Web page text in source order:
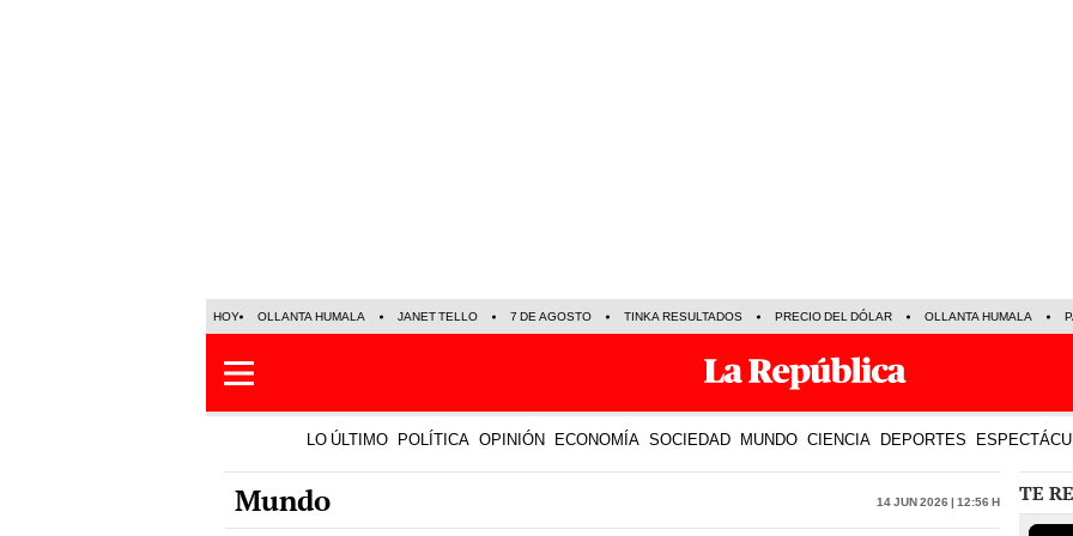
HOY OLLANTA HUMALA JANET TELLO 7 DE AGOSTO TINKA RESULTADOS PRECIO DEL DÓLAR OLLANTA HUMALA
LO ÚLTIMO POLÍTICA OPINIÓN ECONOMÍA SOCIEDAD MUNDO CIENCIA DEPORTES
Mundo 14 Jun 2026 | 12:56 h TE